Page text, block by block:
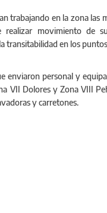
trabajando en la zona las
realizar movimiento de
transitabilidad en los
enviaron personal y
VII Dolores y Zona VIII
y carretones.